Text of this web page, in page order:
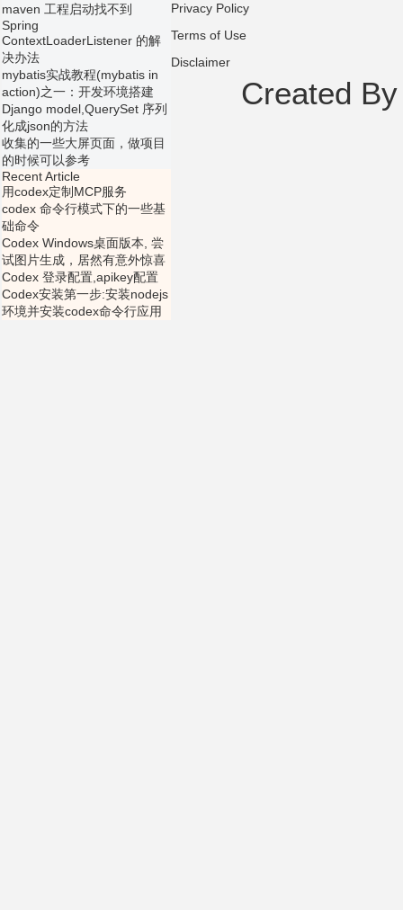
maven 工程启动找不到
Spring
ContextLoaderListener 的解
决办法
mybatis实战教程(mybatis in
action)之一：开发环境搭建
Django model,QuerySet 序列
化成json的方法
收集的一些大屏页面，做项目
的时候可以参考
Recent Article
用codex定制MCP服务
codex 命令行模式下的一些基
础命令
Codex Windows桌面版本, 尝
试图片生成，居然有意外惊喜
Codex 登录配置,apikey配置
Codex安装第一步:安装nodejs
环境并安装codex命令行应用
Privacy Policy
Terms of Use
Disclaimer
Created